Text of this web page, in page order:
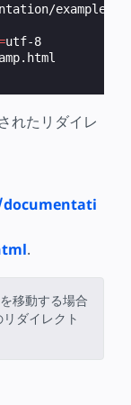
utf-8
れたリダイレ
.
移動する場合
ダイレクト